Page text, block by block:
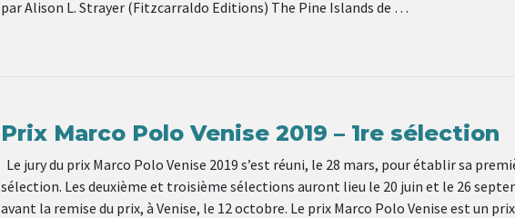
par Alison L. Strayer (Fitzcarraldo Editions) The Pine Islands de …
Prix Marco Polo Venise 2019 – 1re sélection
Le jury du prix Marco Polo Venise 2019 s’est réuni, le 28 mars, pour établir sa
sélection. Les deuxième et troisième sélections auront lieu le 20 juin et le 26
avant la remise du prix, à Venise, le 12 octobre. Le prix Marco Polo Venise est un prix